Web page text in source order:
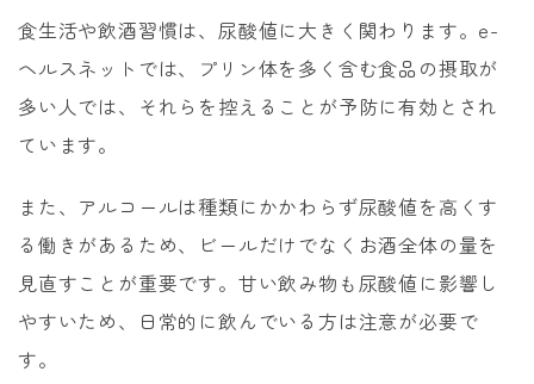
食生活や飲酒習慣は、尿酸値に大きく関わります。e-
ヘルスネットでは、プリン体を多く含む食品の摂取が
多い人では、それらを控えることが予防に有効とされ
ています。
また、アルコールは種類にかかわらず尿酸値を高くす
る働きがあるため、ビールだけでなくお酒全体の量を
見直すことが重要です。甘い飲み物も尿酸値に影響し
やすいため、日常的に飲んでいる方は注意が必要で
す。